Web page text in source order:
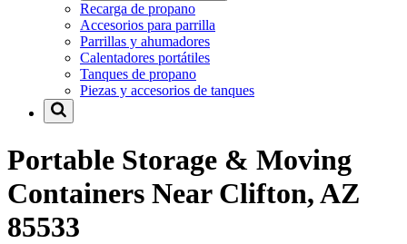
Recarga de propano
Accesorios para parrilla
Parrillas y ahumadores
Calentadores portátiles
Tanques de propano
Piezas y accesorios de tanques
Portable Storage & Moving
Containers Near Clifton, AZ
85533